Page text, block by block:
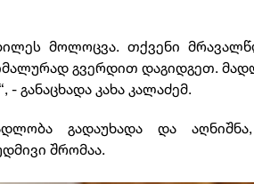
მოლოცვა. თქვენი
გვერდით დაგიდგეთ.
განაცხადა კახა კალაძემ.
გადაუხადა და
შრომაა.